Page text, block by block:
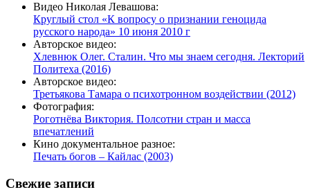
Видео Николая Левашова:
Круглый стол «К вопросу о признании геноцида
русского народа» 10 июня 2010 г
Авторское видео:
Хлевнюк Олег. Сталин. Что мы знаем сегодня. Лекторий
Политеха (2016)
Авторское видео:
Третьякова Тамара о психотронном воздействии (2012)
Фотография:
Роготнёва Виктория. Полсотни стран и масса
впечатлений
Кино документальное разное:
Печать богов – Кайлас (2003)
Свежие записи